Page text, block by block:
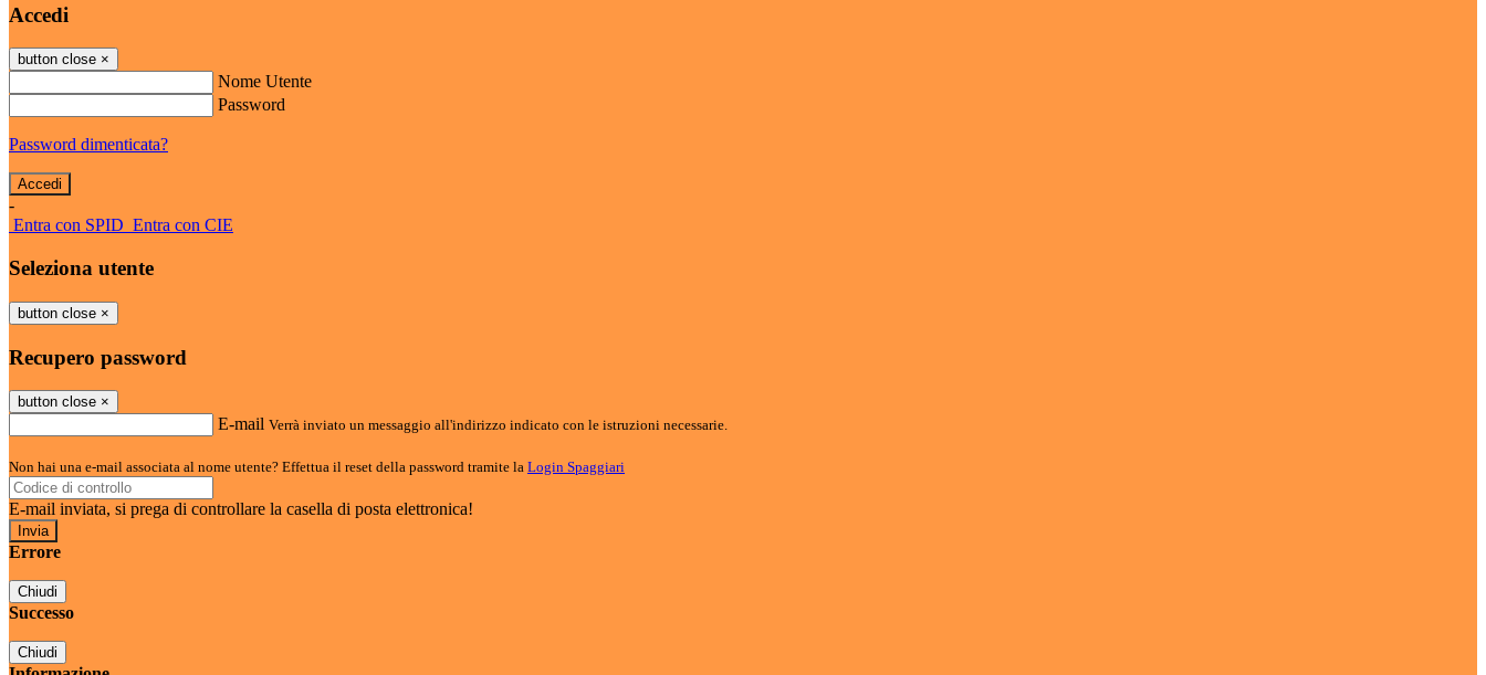
Accedi
button close ×
Nome Utente
Password
Password dimenticata?
-
Entra con SPID Entra con CIE
Seleziona utente
button close ×
Recupero password
button close ×
E-mail Verrà inviato un messaggio all'indirizzo indicato con le istruzioni necessarie.
Non hai una e-mail associata al nome utente? Effettua il reset della password tramite la Login Spaggiari
E-mail inviata, si prega di controllare la casella di posta elettronica!
Errore
Chiudi
Successo
Chiudi